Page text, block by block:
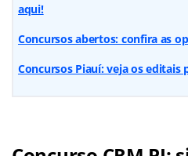
aqui!
Concursos abertos: confira as
Concursos Piauí: veja os editais